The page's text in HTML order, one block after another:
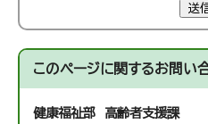
送
このページに関するお問い
健康福祉部 高齢者支援課